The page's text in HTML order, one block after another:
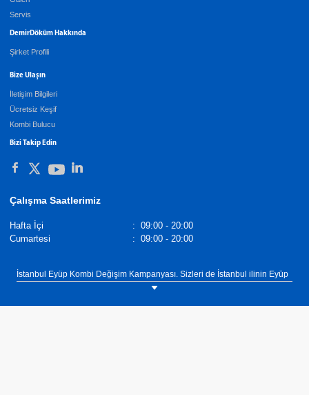
Servis
DemirDöküm Hakkında
Şirket Profili
Bize Ulaşın
İletişim Bilgileri
Ücretsiz Keşif
Kombi Bulucu
Bizi Takip Edin
Çalışma Saatlerimiz
Hafta İçi : 09:00 - 20:00
Cumartesi
: 09:00 - 20:00
İstanbul Eyüp Kombi Değişim Kampanyası. Sizleri de İstanbul ilinin Eyüp
ilçesinde bulunan DemirDöküm Bayi Çakır Mühendislik showroomumuza